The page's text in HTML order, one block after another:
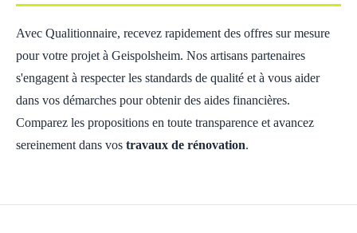
Avec Qualitionnaire, recevez rapidement des offres sur mesure
pour votre projet à Geispolsheim. Nos artisans partenaires
s'engagent à respecter les standards de qualité et à vous aider
dans vos démarches pour obtenir des aides financières.
Comparez les propositions en toute transparence et avancez
sereinement dans vos travaux de rénovation.